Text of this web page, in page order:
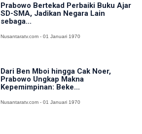
Prabowo Bertekad Perbaiki Buku Ajar
SD-SMA, Jadikan Negara Lain
sebaga...
Nusantaratv.com - 01 Januari 1970
Dari Ben Mboi hingga Cak Noer,
Prabowo Ungkap Makna
Kepemimpinan: Beke...
Nusantaratv.com - 01 Januari 1970